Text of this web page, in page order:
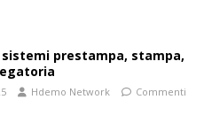
prestampa, stampa,
Hdemo Network
Commenti